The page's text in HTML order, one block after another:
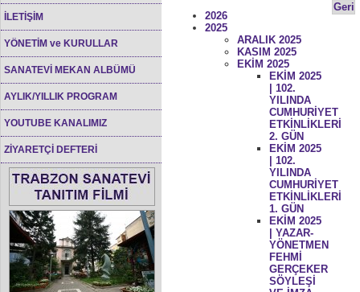
İLETİŞİM
YÖNETİM ve KURULLAR
SANATEVİ MEKAN ALBÜMÜ
AYLIK/YILLIK PROGRAM
YOUTUBE KANALIMIZ
ZİYARETÇİ DEFTERİ
Geri
2026
2025
ARALIK 2025
KASIM 2025
EKİM 2025
EKİM 2025
| 102.
YILINDA
CUMHURİYET
ETKİNLİKLERİ
2. GÜN
EKİM 2025
| 102.
YILINDA
CUMHURİYET
ETKİNLİKLERİ
1. GÜN
EKİM 2025
| YAZAR-
YÖNETMEN
FEHMİ
GERÇEKER
SÖYLEŞİ